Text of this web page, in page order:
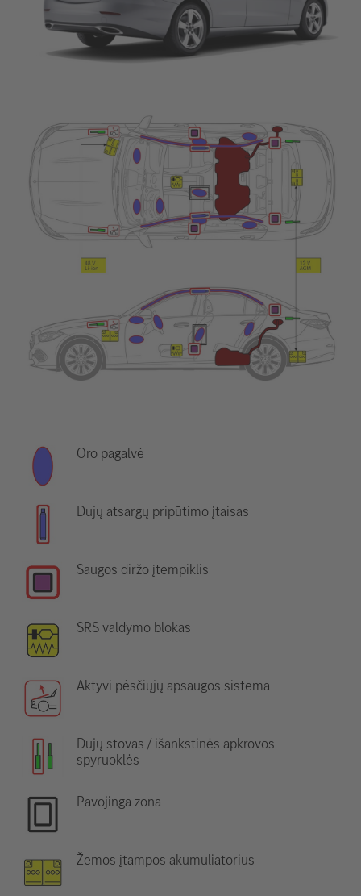
Oro pagalvė
Dujų atsargų pripūtimo įtaisas
Saugos diržo įtempiklis
SRS valdymo blokas
Aktyvi pėsčiųjų apsaugos sistema
Dujų stovas / išankstinės apkrovos
spyruoklės
Pavojinga zona
Žemos įtampos akumuliatorius